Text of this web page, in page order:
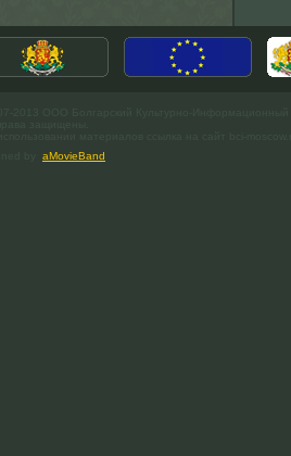
aMovieBand